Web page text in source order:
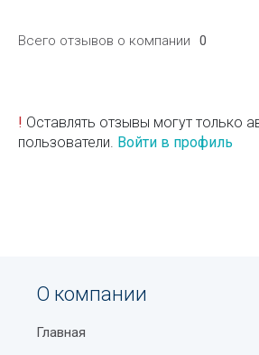
Всего отзывов о компании 0
! Оставлять отзывы могут только
пользователи. Войти в профиль
О компании
Главная